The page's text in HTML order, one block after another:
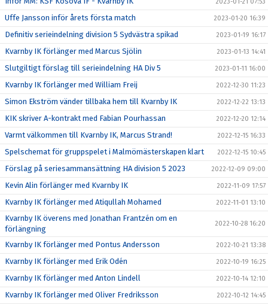
2023-01-21 07:53
Uffe Jansson inför årets första match 2023-01-20 16:39
Definitiv serieindelning division 5 Sydvästra spikad 2023-01-19 16:17
Kvarnby IK förlänger med Marcus Sjölin 2023-01-13 14:41
Slutgiltigt förslag till serieindelning HA Div 5 2023-01-11 16:00
Kvarnby IK förlänger med William Freij 2022-12-30 11:23
Simon Ekström vänder tillbaka hem till Kvarnby IK 2022-12-22 13:13
KIK skriver A-kontrakt med Fabian Pourhassan 2022-12-20 12:14
Varmt välkommen till Kvarnby IK, Marcus Strand! 2022-12-15 16:33
Spelschemat för gruppspelet i Malmömästerskapen klart 2022-12-15 10:45
Förslag på seriesammansättning HA division 5 2023 2022-12-09 09:00
Kevin Alin förlänger med Kvarnby IK 2022-11-09 17:57
Kvarnby IK förlänger med Atiqullah Mohamed 2022-11-01 13:10
Kvarnby IK överens med Jonathan Frantzén om en
förlängning
2022-10-28 16:20
Kvarnby IK förlänger med Pontus Andersson 2022-10-21 13:38
Kvarnby IK förlänger med Erik Odén 2022-10-19 16:25
Kvarnby IK förlänger med Anton Lindell 2022-10-14 12:10
Kvarnby IK förlänger med Oliver Fredriksson 2022-10-12 14:45